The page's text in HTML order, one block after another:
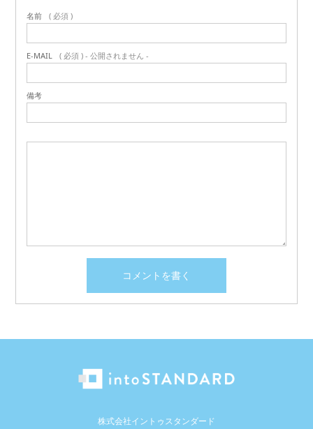
名前 ( 必須 )
E-MAIL ( 必須 ) - 公開されません -
備考
株式会社イントゥスタンダード